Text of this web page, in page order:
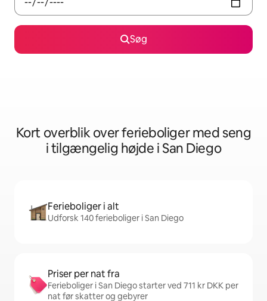
Søg
Kort overblik over ferieboliger med seng
i tilgængelig højde i San Diego
Ferieboliger i alt
Udforsk 140 ferieboliger i San Diego
Priser per nat fra
Ferieboliger i San Diego starter ved 711 kr DKK per
nat før skatter og gebyrer